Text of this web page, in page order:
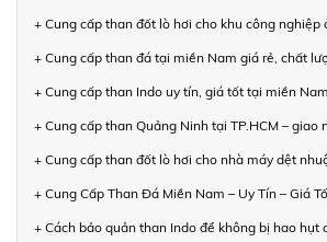
+ Cung cấp than đốt lò hơi cho khu công nghiệp
+ Cung cấp than đá tại miền Nam giá rẻ, chất
+ Cung cấp than Indo uy tín, giá tốt tại miền Nam
+ Cung cấp than Quảng Ninh tại TP.HCM – giao
+ Cung cấp than đốt lò hơi cho nhà máy dệt
+ Cung Cấp Than Đá Miền Nam – Uy Tín – Giá
+ Cách bảo quản than Indo để không bị hao hụt